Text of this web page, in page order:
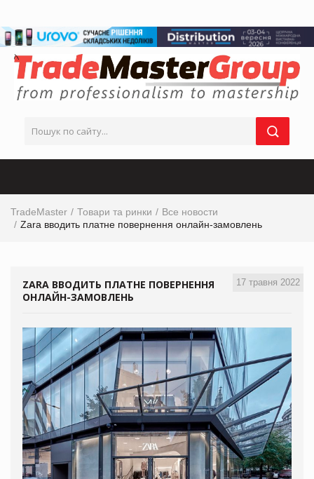
TradeMaster Товари та ринки
Все новости
Zara вводить платне повернення онлайн-замовлень
17 травня 2022
ZARA ВВОДИТЬ ПЛАТНЕ ПОВЕРНЕННЯ
ОНЛАЙН-ЗАМОВЛЕНЬ